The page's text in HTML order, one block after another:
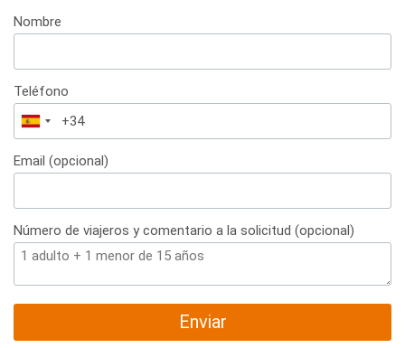
Nombre
Teléfono
España
+34
Email (opcional)
Número de viajeros y comentario a la solicitud (opcional)
Enviar